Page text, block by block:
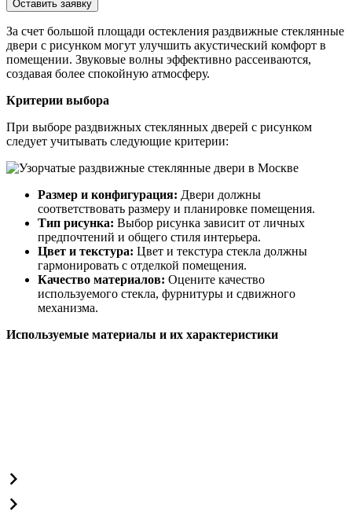
Оставить заявку
За счет большой площади остекления раздвижные стеклянные
двери с рисунком могут улучшить акустический комфорт в
помещении. Звуковые волны эффективно рассеиваются,
создавая более спокойную атмосферу.
Критерии выбора
При выборе раздвижных стеклянных дверей с рисунком
следует учитывать следующие критерии:
Размер и конфигурация: Двери должны
соответствовать размеру и планировке помещения.
Тип рисунка: Выбор рисунка зависит от личных
предпочтений и общего стиля интерьера.
Цвет и текстура: Цвет и текстура стекла должны
гармонировать с отделкой помещения.
Качество материалов: Оцените качество
используемого стекла, фурнитуры и сдвижного
механизма.
Используемые материалы и их характеристики